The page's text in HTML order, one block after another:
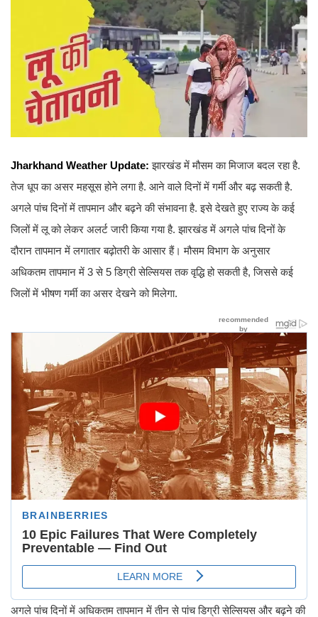
Jharkhand Weather Update: झारखंड में मौसम का मिजाज बदल रहा है.
तेज धूप का असर महसूस होने लगा है. आने वाले दिनों में गर्मी और बढ़ सकती है.
अगले पांच दिनों में तापमान और बढ़ने की संभावना है. इसे देखते हुए राज्य के कई
जिलों में लू को लेकर अलर्ट जारी किया गया है. झारखंड में अगले पांच दिनों के
दौरान तापमान में लगातार बढ़ोतरी के आसार हैं। मौसम विभाग के अनुसार
अधिकतम तापमान में 3 से 5 डिग्री सेल्सियस तक वृद्धि हो सकती है, जिससे कई
जिलों में भीषण गर्मी का असर देखने को मिलेगा.
अगले पांच दिनों में अधिकतम तापमान में तीन से पांच डिग्री सेल्सियस और बढ़ने की